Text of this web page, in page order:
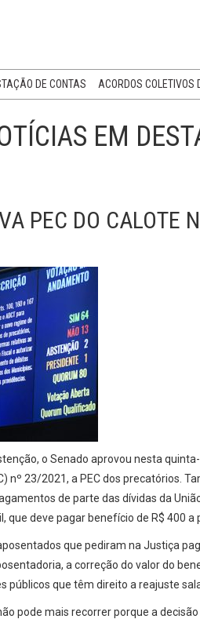
DE CONTAS ACORDOS COLETIVOS
EM
PEC DO CALOTE
o Senado aprovou nesta
nº 23/2021, a PEC dos precatórios.
de parte das dívidas da
que deve pagar benefício de R$ 400 a
que pediram na Justiça
a correção do valor do
públicos que têm direito a reajuste
pode mais recorrer porque a